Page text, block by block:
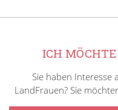
ICH
Sie haben Interesse
LandFrauen? Sie